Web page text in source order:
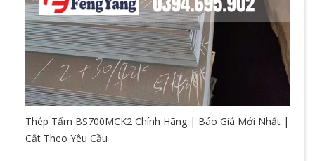
Thép Tấm BS700MCK2 Chính Hãng | Báo Giá Mới Nhất |
Cắt Theo Yêu Cầu